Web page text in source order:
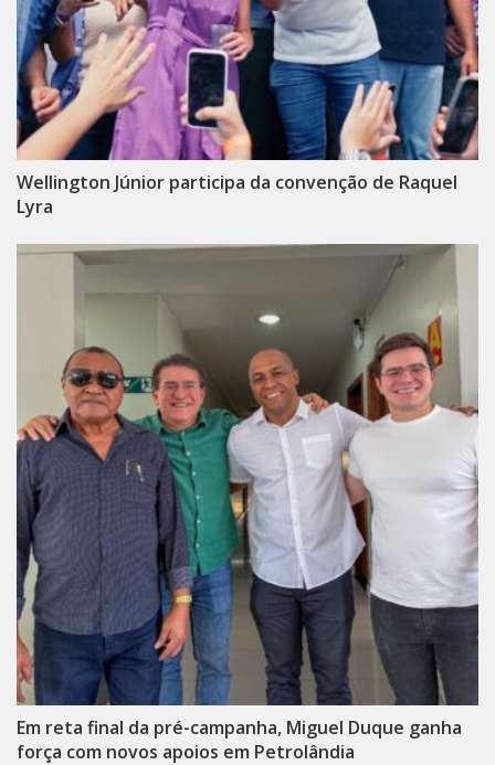
Wellington Júnior participa da convenção de Raquel
Lyra
Em reta final da pré-campanha, Miguel Duque ganha
força com novos apoios em Petrolândia